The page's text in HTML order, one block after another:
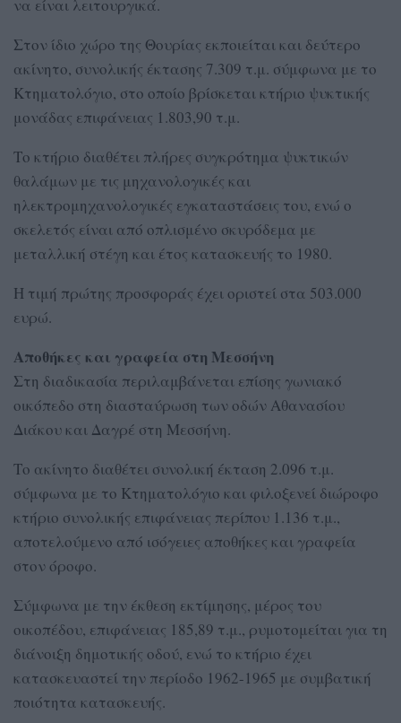
να είναι λειτουργικά.
Στον ίδιο χώρο της Θουρίας εκποιείται και δεύτερο
ακίνητο, συνολικής έκτασης 7.309 τ.μ. σύμφωνα με το
Κτηματολόγιο, στο οποίο βρίσκεται κτήριο ψυκτικής
μονάδας επιφάνειας 1.803,90 τ.μ.
Το κτήριο διαθέτει πλήρες συγκρότημα ψυκτικών
θαλάμων με τις μηχανολογικές και
ηλεκτρομηχανολογικές εγκαταστάσεις του, ενώ ο
σκελετός είναι από οπλισμένο σκυρόδεμα με
μεταλλική στέγη και έτος κατασκευής το 1980.
Η τιμή πρώτης προσφοράς έχει οριστεί στα 503.000
ευρώ.
Αποθήκες και γραφεία στη Μεσσήνη
Στη διαδικασία περιλαμβάνεται επίσης γωνιακό
οικόπεδο στη διασταύρωση των οδών Αθανασίου
Διάκου και Δαγρέ στη Μεσσήνη.
Το ακίνητο διαθέτει συνολική έκταση 2.096 τ.μ.
σύμφωνα με το Κτηματολόγιο και φιλοξενεί διώροφο
κτήριο συνολικής επιφάνειας περίπου 1.136 τ.μ.,
αποτελούμενο από ισόγειες αποθήκες και γραφεία
στον όροφο.
Σύμφωνα με την έκθεση εκτίμησης, μέρος του
οικοπέδου, επιφάνειας 185,89 τ.μ., ρυμοτομείται για τη
διάνοιξη δημοτικής οδού, ενώ το κτήριο έχει
κατασκευαστεί την περίοδο 1962-1965 με συμβατική
ποιότητα κατασκευής.